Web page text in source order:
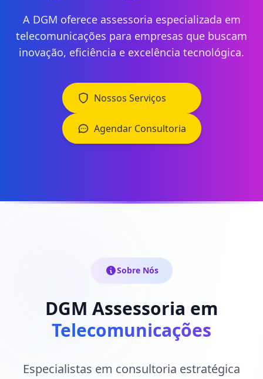
A DGM oferece assessoria especializada em
telecomunicações para empresas que buscam
inovação, eficiência e excelência tecnológica.
Nossos Serviços
Agendar Consultoria
Sobre Nós
DGM Assessoria em
Telecomunicações
Especialistas em consultoria estratégica